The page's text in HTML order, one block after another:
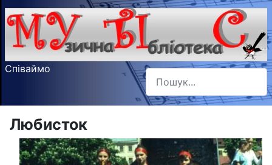
Співаймо Пошук
Type 2 or more characters
Любисток